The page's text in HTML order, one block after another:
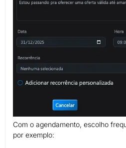
Com o agendamento, escolho
por exemplo: